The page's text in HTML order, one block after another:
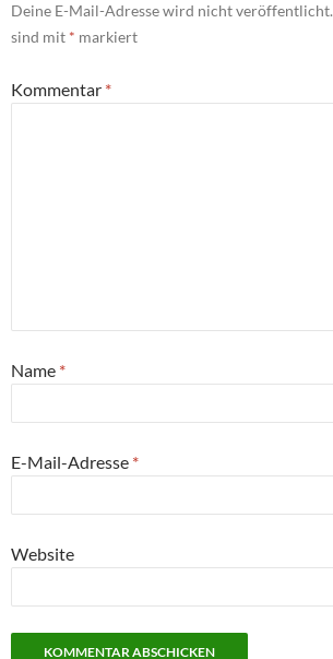
Deine E-Mail-Adresse wird nicht veröffentlicht.
sind mit * markiert
Kommentar *
Name *
E-Mail-Adresse *
Website